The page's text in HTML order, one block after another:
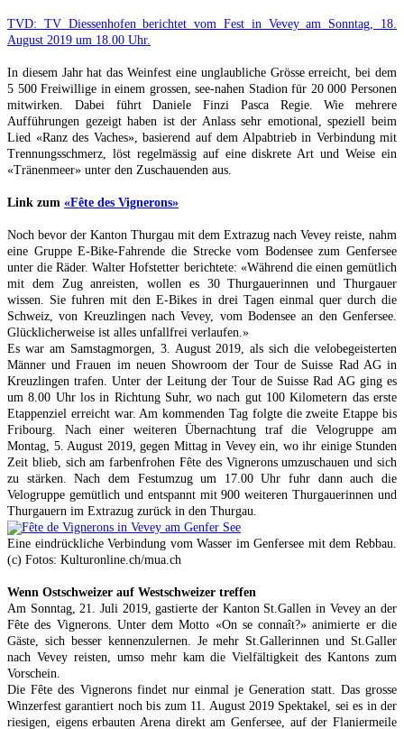
TVD: TV Diessenhofen berichtet vom Fest in Vevey am Sonntag, 18.
August 2019 um 18.00 Uhr.
In diesem Jahr hat das Weinfest eine unglaubliche Grösse erreicht, bei dem
5 500 Freiwillige in einem grossen, see-nahen Stadion für 20 000 Personen
mitwirken. Dabei führt Daniele Finzi Pasca Regie. Wie mehrere
Aufführungen gezeigt haben ist der Anlass sehr emotional, speziell beim
Lied «Ranz des Vaches», basierend auf dem Alpabtrieb in Verbindung mit
Trennungsschmerz, löst regelmässig auf eine diskrete Art und Weise ein
«Tränenmeer» unter den Zuschauenden aus.
Link zum «Fête des Vignerons»
Noch bevor der Kanton Thurgau mit dem Extrazug nach Vevey reiste, nahm
eine Gruppe E-Bike-Fahrende die Strecke vom Bodensee zum Genfersee
unter die Räder. Walter Hofstetter berichtete: «Während die einen gemütlich
mit dem Zug anreisten, wollen es 30 Thurgauerinnen und Thurgauer
wissen. Sie fuhren mit den E-Bikes in drei Tagen einmal quer durch die
Schweiz, von Kreuzlingen nach Vevey, vom Bodensee an den Genfersee.
Glücklicherweise ist alles unfallfrei verlaufen.»
Es war am Samstagmorgen, 3. August 2019, als sich die velobegeisterten
Männer und Frauen im neuen Showroom der Tour de Suisse Rad AG in
Kreuzlingen trafen. Unter der Leitung der Tour de Suisse Rad AG ging es
um 8.00 Uhr los in Richtung Suhr, wo nach gut 100 Kilometern das erste
Etappenziel erreicht war. Am kommenden Tag folgte die zweite Etappe bis
Fribourg. Nach einer weiteren Übernachtung traf die Velogruppe am
Montag, 5. August 2019, gegen Mittag in Vevey ein, wo ihr einige Stunden
Zeit blieb, sich am farbenfrohen Fête des Vignerons umzuschauen und sich
zu stärken. Nach dem Festumzug um 17.00 Uhr fuhr dann auch die
Velogruppe gemütlich und entspannt mit 900 weiteren Thurgauerinnen und
Thurgauern im Extrazug zurück in den Thurgau.
Eine eindrückliche Verbindung vom Wasser im Genfersee mit dem Rebbau.
(c) Fotos: Kulturonline.ch/mua.ch
Wenn Ostschweizer auf Westschweizer treffen
Am Sonntag, 21. Juli 2019, gastierte der Kanton St.Gallen in Vevey an der
Fête des Vignerons. Unter dem Motto «On se connaît?» animierte er die
Gäste, sich besser kennenzulernen. Je mehr St.Gallerinnen und St.Galler
nach Vevey reisten, umso mehr kam die Vielfältigkeit des Kantons zum
Vorschein.
Die Fête des Vignerons findet nur einmal je Generation statt. Das grosse
Winzerfest garantiert noch bis zum 11. August 2019 Spektakel, sei es in der
riesigen, eigens erbauten Arena direkt am Genfersee, auf der Flaniermeile